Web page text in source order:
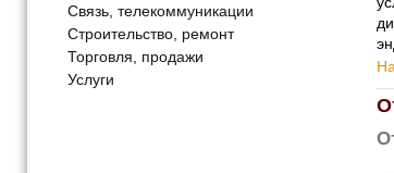
Связь, телекоммуникации
Строительство, ремонт
Торговля, продажи
Услуги